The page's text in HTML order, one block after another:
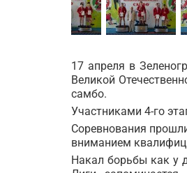
17 апреля в
Великой
самбо.
Участниками 4-го
Соревнования
вниманием
Накал борьбы как у